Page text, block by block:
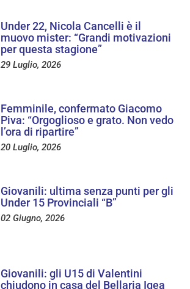
Under 22, Nicola Cancelli è il
muovo mister: “Grandi motivazioni
per questa stagione”
29 Luglio, 2026
Femminile, confermato Giacomo
Piva: “Orgoglioso e grato. Non vedo
l’ora di ripartire”
20 Luglio, 2026
Giovanili: ultima senza punti per gli
Under 15 Provinciali “B”
02 Giugno, 2026
Giovanili: gli U15 di Valentini
chiudono in casa del Bellaria Igea